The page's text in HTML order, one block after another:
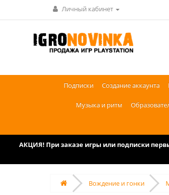
Личный кабинет
Подписки Создание аккаунта
Музыка и ритм
АКЦИЯ! При заказе игры или подписки
Вождение и гонки